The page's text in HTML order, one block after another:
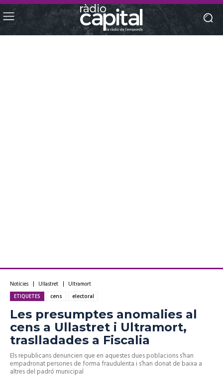
Notícies Ullastret Ultramort
ETIQUETES cens electoral
Les presumptes anomalies al
cens a Ullastret i Ultramort,
traslladades a Fiscalia
Els republicans denuncien que en aquestes dues poblacions s’han
empadronat persones de forma fraudulenta i s’han donat de baixa a
altres del padró municipal